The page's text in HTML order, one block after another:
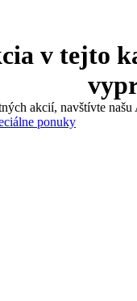
v tejto
akcií, navštívte
ponuky